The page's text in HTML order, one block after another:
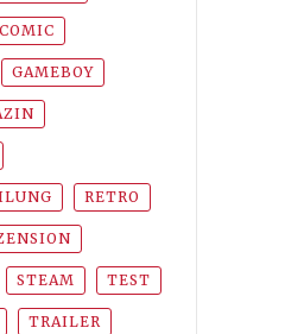
COMIC
GAMEBOY
RETRO
STEAM TEST
TRAILER